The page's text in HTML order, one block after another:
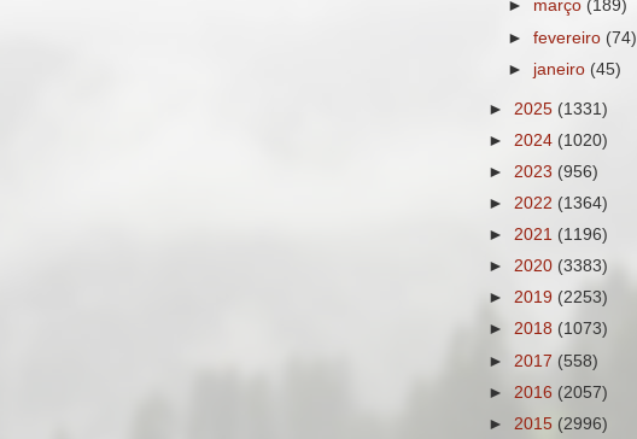
► março (189)
►fevereiro (74)
► janeiro (45)
► 2025 (1331)
► 2024 (1020)
► 2023 (956)
► 2022 (1364)
► 2021 (1196)
► 2020 (3383)
► 2019 (2253)
► 2018 (1073)
► 2017 (558)
► 2016 (2057)
► 2015 (2996)